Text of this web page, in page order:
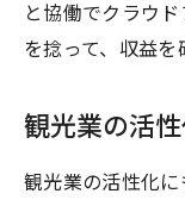
と協働でクラウ
を捻って、収益を
観光業の活
観光業の活性化